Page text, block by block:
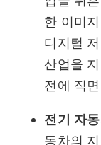
한 이미
디지털
산업을
전에 직
전기 자
동차의